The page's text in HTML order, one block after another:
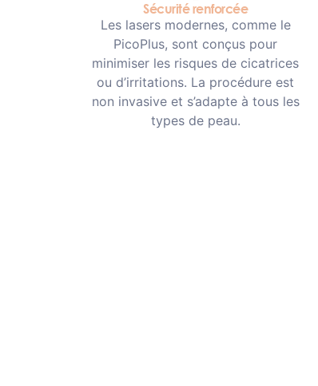
Sécurité renforcée
Les lasers modernes, comme le
PicoPlus, sont conçus pour
minimiser les risques de cicatrices
ou d’irritations. La procédure est
non invasive et s’adapte à tous les
types de peau.